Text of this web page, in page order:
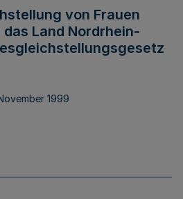
von Frauen
Land Nordrhein-
1999